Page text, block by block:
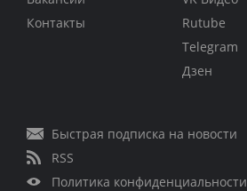
Контакты
Rutube
Telegram
Дзен
Быстрая подписка на новости
RSS
Политика конфиденциальности